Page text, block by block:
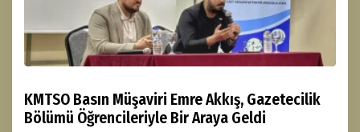
KMTSO Basın Müşaviri Emre Akkış, Gazetecilik
Bölümü Öğrencileriyle Bir Araya Geldi